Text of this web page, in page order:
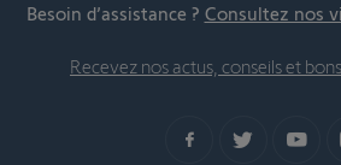
Besoin d’assistance ? Consultez nos
Recevez nos actus, conseils et